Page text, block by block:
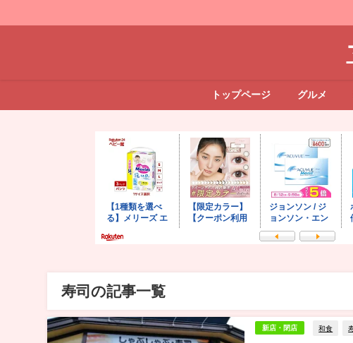
トップページ グルメ
寿司の記事一覧
新店・閉店 和食